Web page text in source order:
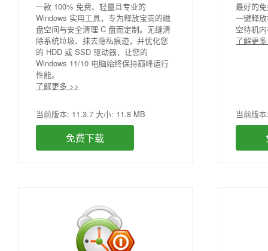
一款 100% 免费、轻量且专业的
Windows 实用工具，专为释放宝贵的磁
盘空间与安全清理 C 盘而定制。无缝清
除系统垃圾、抹去隐私痕迹，并优化您
的 HDD 或 SSD 驱动器，让您的
Windows 11/10 电脑始终保持巅峰运行
性能。
了解更多 >>
当前版本: 11.3.7 大小: 11.8 MB
免费下载
最好的
一键释
空待机
了解更
当前版